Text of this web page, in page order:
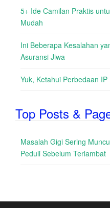
5+ Ide Camilan Praktis
Mudah
Ini Beberapa Kesalahan
Asuransi Jiwa
Yuk, Ketahui Perbedaan
Top Posts &
Masalah Gigi Sering
Peduli Sebelum Terlambat